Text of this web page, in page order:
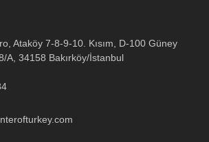
Ataköy 7-8-9-10. Kısım, D-100 Güney
A, 34158 Bakırköy/İstanbul